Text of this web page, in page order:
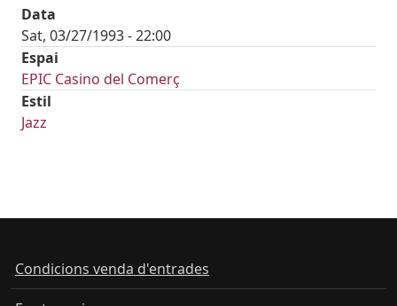
Data
Sat, 03/27/1993 - 22:00
Espai
EPIC Casino del Comerç
Estil
Jazz
Condicions venda d'entrades